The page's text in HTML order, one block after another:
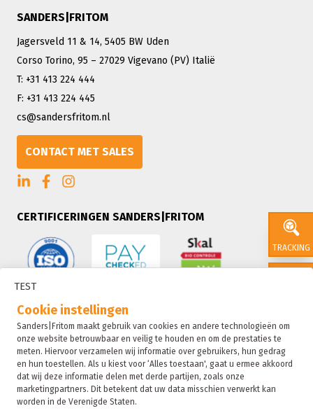
TEST
Cookie instellingen
Sanders|Fritom maakt gebruik van cookies en andere technologieën om
onze website betrouwbaar en veilig te houden en om de prestaties te
meten. Hiervoor verzamelen wij informatie over gebruikers, hun gedrag
en hun toestellen. Als u kiest voor ‘Alles toestaan', gaat u ermee akkoord
dat wij deze informatie delen met derde partijen, zoals onze
marketingpartners. Dit betekent dat uw data misschien verwerkt kan
worden in de Verenigde Staten.
TRACKING
SALES
SANDERS|FRITOM
Jagersveld 11 & 14, 5405 BW Uden
Corso Torino, 95 – 27029 Vigevano (PV) Italië
T: +31 413 224 444
F: +31 413 224 445
cs@sandersfritom.nl
CONTACT MET SALES
CERTIFICERINGEN SANDERS|FRITOM